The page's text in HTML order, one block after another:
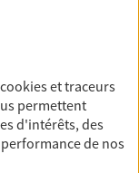
cookies et traceurs
permettent
d'intérêts, des
de nos